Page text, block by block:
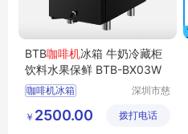
BTB咖啡机冰箱 牛奶冷藏柜
饮料水果保鲜 BTB-BX03W
咖啡机冰箱
咖啡机租赁
深圳市慈
限公司
￥ 2500.00 拨打电话